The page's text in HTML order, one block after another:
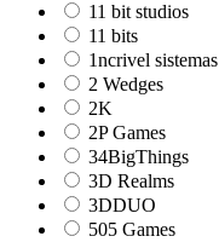
11 bit studios
11 bits
1ncrivel sistemas
2 Wedges
2K
2P Games
34BigThings
3D Realms
3DDUO
505 Games